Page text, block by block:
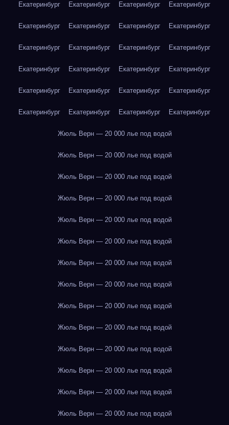
Екатеринбург Екатеринбург Екатеринбург Екатеринбург
Екатеринбург Екатеринбург Екатеринбург Екатеринбург
Екатеринбург Екатеринбург Екатеринбург Екатеринбург
Екатеринбург Екатеринбург Екатеринбург Екатеринбург
Екатеринбург Екатеринбург Екатеринбург Екатеринбург
Екатеринбург Екатеринбург Екатеринбург Екатеринбург
Жюль Верн — 20 000 лье под водой
Жюль Верн — 20 000 лье под водой
Жюль Верн — 20 000 лье под водой
Жюль Верн — 20 000 лье под водой
Жюль Верн — 20 000 лье под водой
Жюль Верн — 20 000 лье под водой
Жюль Верн — 20 000 лье под водой
Жюль Верн — 20 000 лье под водой
Жюль Верн — 20 000 лье под водой
Жюль Верн — 20 000 лье под водой
Жюль Верн — 20 000 лье под водой
Жюль Верн — 20 000 лье под водой
Жюль Верн — 20 000 лье под водой
Жюль Верн — 20 000 лье под водой